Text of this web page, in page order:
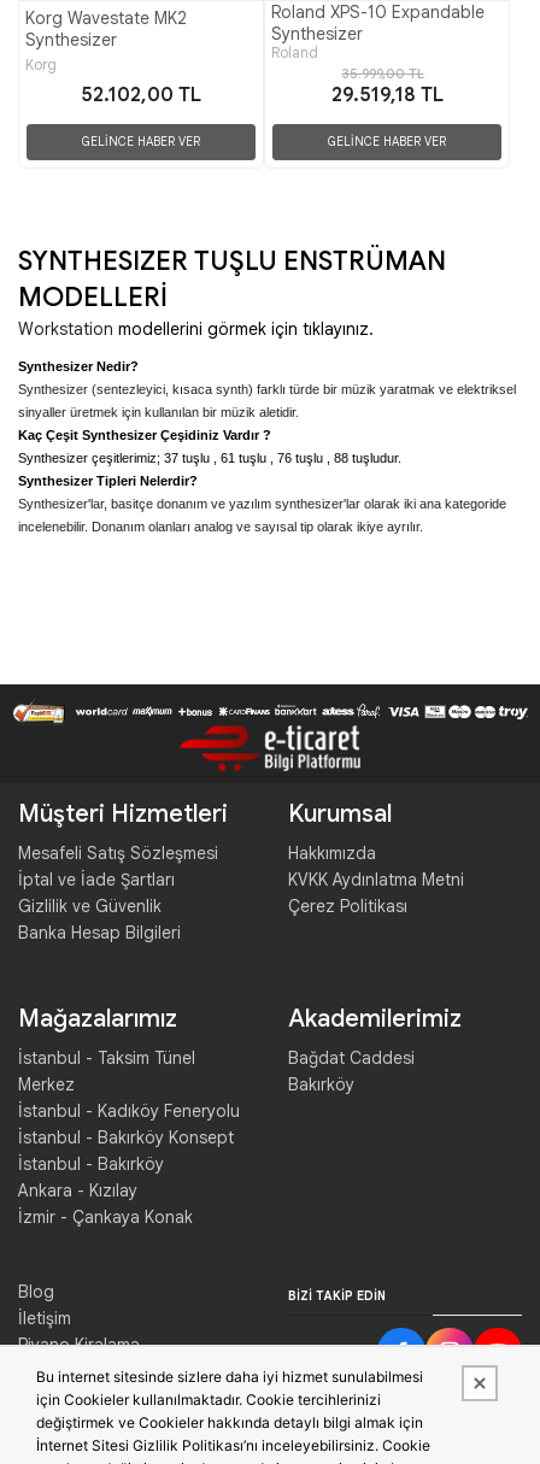
Korg Wavestate MK2
Synthesizer
Korg
52.102,00 TL
GELİNCE HABER VER
Roland XPS-10 Expandable
Synthesizer
Roland
35.999,00 TL
29.519,18 TL
GELİNCE HABER VER
SYNTHESIZER TUŞLU ENSTRÜMAN
MODELLERİ
Workstation modellerini görmek için tıklayınız.
Synthesizer Nedir?
Synthesizer (sentezleyici, kısaca synth) farklı türde bir müzik yaratmak ve elektriksel
sinyaller üretmek için kullanılan bir müzik aletidir.
Kaç Çeşit Synthesizer Çeşidiniz Vardır ?
Synthesizer çeşitlerimiz; 37 tuşlu , 61 tuşlu , 76 tuşlu , 88 tuşludur.
Synthesizer Tipleri Nelerdir?
Synthesizer'lar, basitçe donanım ve yazılım synthesizer'lar olarak iki ana kategoride
incelenebilir. Donanım olanları analog ve sayısal tip olarak ikiye ayrılır.
Müşteri Hizmetleri
Mesafeli Satış Sözleşmesi
İptal ve İade Şartları
Gizlilik ve Güvenlik
Banka Hesap Bilgileri
Kurumsal
Hakkımızda
KVKK Aydınlatma Metni
Çerez Politikası
Mağazalarımız
İstanbul - Taksim Tünel
Merkez
İstanbul - Kadıköy Feneryolu
İstanbul - Bakırköy Konsept
İstanbul - Bakırköy
Ankara - Kızılay
İzmir - Çankaya Konak
Akademilerimiz
Bağdat Caddesi
Bakırköy
Blog
İletişim
Piyano Kiralama
Konser Salonu Kiralama
BIZI TAKIP EDIN
Bu internet sitesinde sizlere daha iyi hizmet sunulabilmesi
için Cookieler kullanılmaktadır. Cookie tercihlerinizi
değiştirmek ve Cookieler hakkında detaylı bilgi almak için
İnternet Sitesi Gizlilik Politikası’nı inceleyebilirsiniz. Cookie